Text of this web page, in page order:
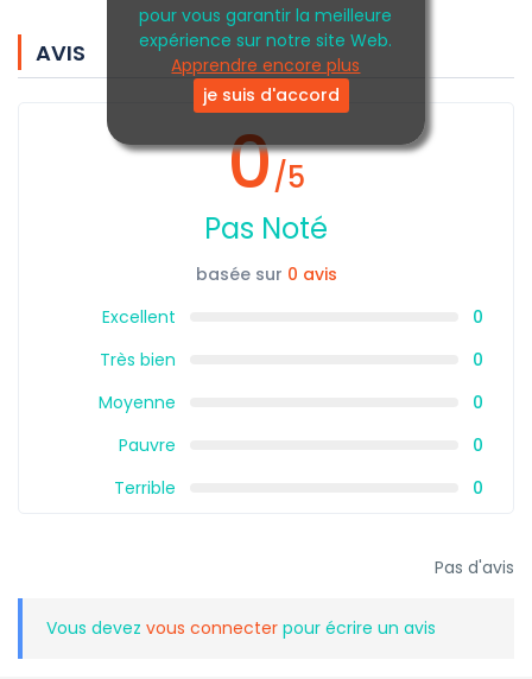
pour vous garantir la meilleure
expérience sur notre site Web.
Apprendre encore plus
je suis d'accord
AVIS
0/5
Pas Noté
basée sur 0 avis
Excellent
0
Très bien
0
Moyenne
0
Pauvre
0
Terrible
0
Pas d'avis
Vous devez vous connecter pour écrire un avis